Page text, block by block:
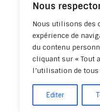
Nous
Nous utilisons des
expérience de
du contenu
cliquant sur « Tout
l’utilisation de
Editer
à
par